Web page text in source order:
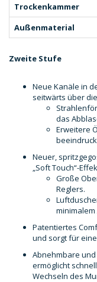
Trockenkammer
Außenmaterial
Zweite Stufe
Neue Kanäle in
seitwärts über
das
Erweitere
Neuer,
„Soft Touch“-
Große
Reglers.
Patentiertes
und sorgt für
Abnehmbare
ermöglicht
Wechseln des